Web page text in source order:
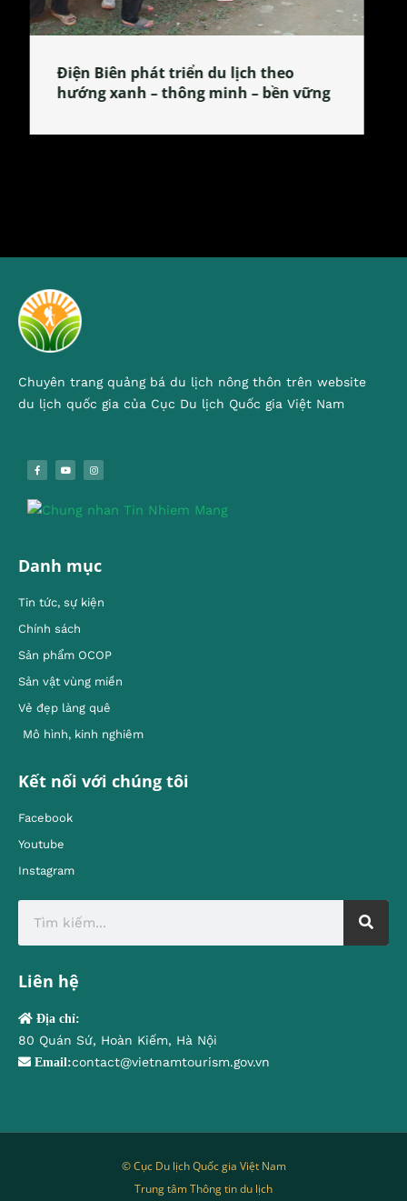
Làng làm bánh tẻ Phú Nhi – nơi lan
tỏa đặc sản xứ Đoài
Chuyên trang quảng bá du lịch nông thôn trên website
du lịch quốc gia của Cục Du lịch Quốc gia Việt Nam
Danh mục
Tin tức, sự kiện
Chính sách
Sản phẩm OCOP
Sản vật vùng miền
Vẻ đẹp làng quê
Mô hình, kinh nghiêm
Kết nối với chúng tôi
Facebook
Youtube
Instagram
Liên hệ
Địa chỉ:
80 Quán Sứ, Hoàn Kiếm, Hà Nội
Email:contact@vietnamtourism.gov.vn
© Cục Du lịch Quốc gia Việt Nam
Trung tâm Thông tin du lịch